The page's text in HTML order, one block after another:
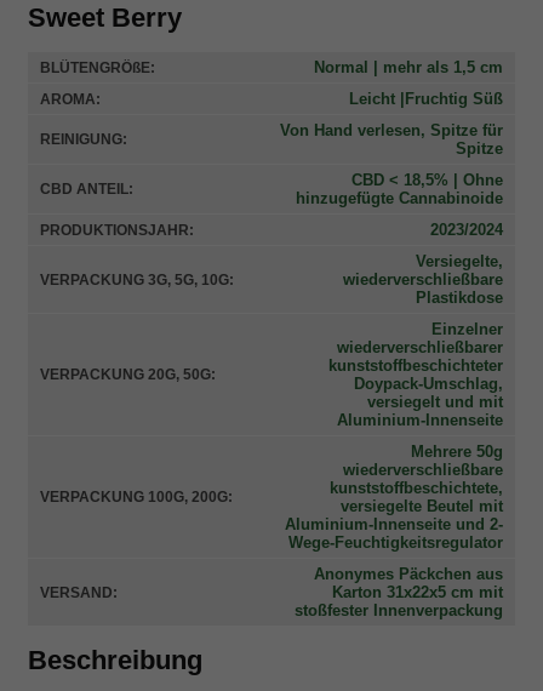
Sweet Berry
BLÜTENGRÖßE: Normal | mehr als 1,5 cm
AROMA: Leicht |Fruchtig Süß
REINIGUNG:
Von Hand verlesen, Spitze für
Spitze
CBD ANTEIL:
CBD < 18,5% | Ohne
hinzugefügte Cannabinoide
PRODUKTIONSJAHR: 2023/2024
VERPACKUNG 3G, 5G, 10G:
Versiegelte,
wiederverschließbare
Plastikdose
VERPACKUNG 20G, 50G:
Einzelner
wiederverschließbarer
kunststoffbeschichteter
Doypack-Umschlag,
versiegelt und mit
Aluminium-Innenseite
VERPACKUNG 100G, 200G:
Mehrere 50g
wiederverschließbare
kunststoffbeschichtete,
versiegelte Beutel mit
Aluminium-Innenseite und 2-
Wege-Feuchtigkeitsregulator
VERSAND:
Anonymes Päckchen aus
Karton 31x22x5 cm mit
stoßfester Innenverpackung
Beschreibung